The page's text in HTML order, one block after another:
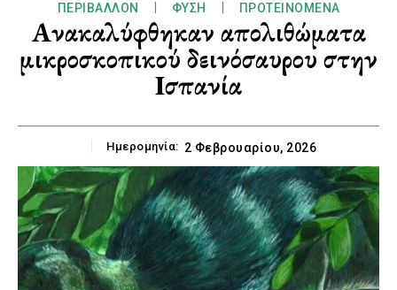
ΠΕΡΙΒΆΛΛΟΝ ΦΎΣΗ ΠΡΟΤΕΙΝΌΜΕΝΑ
Ανακαλύφθηκαν απολιθώματα
μικροσκοπικού δεινόσαυρου στην
Ισπανία
Ημερομηνία: 2 Φεβρουαρίου, 2026